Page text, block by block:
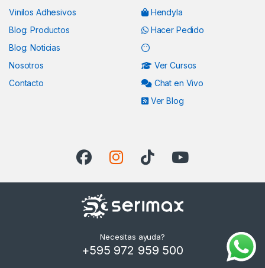
Vinilos Adhesivos
Blog: Productos
Blog: Noticias
Nosotros
Contacto
Hendyla
Hacer Pedido
Ver Cursos
Chat en Vivo
Ver Blog
Necesitas ayuda?
+595 972 959 500